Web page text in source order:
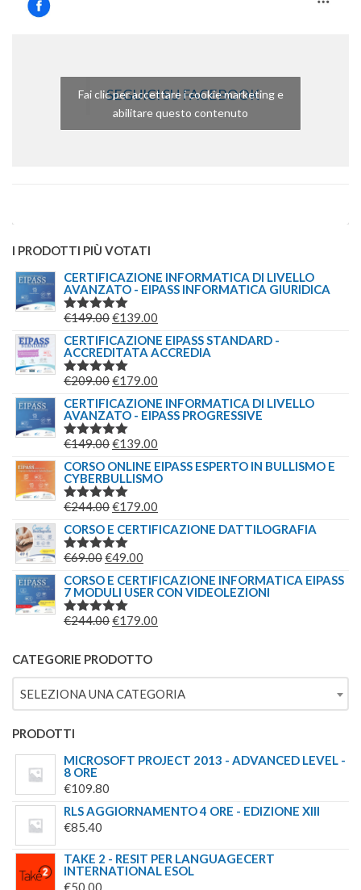
SEGUICI SU FACEBOOK
Fai clic per accettare i cookie marketing e
abilitare questo contenuto
I PRODOTTI PIÙ VOTATI
CERTIFICAZIONE INFORMATICA DI LIVELLO
AVANZATO - EIPASS INFORMATICA GIURIDICA
VALUTATO
€149.00IL
PREZZO
ORIGINALE
ERA:
€139.00
PREZZO
ATTUALE
CERTIFICAZIONE EIPASS STANDARD -
ACCREDITATA ACCREDIA
VALUTATO
€209.00IL
PREZZO
ORIGINALE
ERA:
€179.00
PREZZO
ATTUALE
CERTIFICAZIONE INFORMATICA DI LIVELLO
AVANZATO - EIPASS PROGRESSIVE
VALUTATO
€149.00IL
PREZZO
ORIGINALE
ERA:
€139.00
PREZZO
ATTUALE
CORSO ONLINE EIPASS ESPERTO IN BULLISMO E
CYBERBULLISMO
VALUTATO
€244.00IL
PREZZO
ORIGINALE
ERA:
€244.00.
€179.00
PREZZO
€179.00.
CORSO E CERTIFICAZIONE DATTILOGRAFIA
VALUTATO
€69.00IL
PREZZO
ORIGINALE
ERA:
€49.00
PREZZO
ATTUALE
È:
CORSO E CERTIFICAZIONE INFORMATICA EIPASS
7 MODULI USER CON VIDEOLEZIONI
VALUTATO
€244.00IL
ORIGINALE
ERA:
€244.00.
€179.00
È:
€179.00.
CATEGORIE PRODOTTO
SELEZIONA UNA CATEGORIA
PRODOTTI
MICROSOFT PROJECT 2013 - ADVANCED LEVEL -
8 ORE
€109.80
RLS AGGIORNAMENTO 4 ORE - EDIZIONE XIII
€85.40
TAKE 2 - RESIT PER LANGUAGECERT
INTERNATIONAL ESOL
€50.00